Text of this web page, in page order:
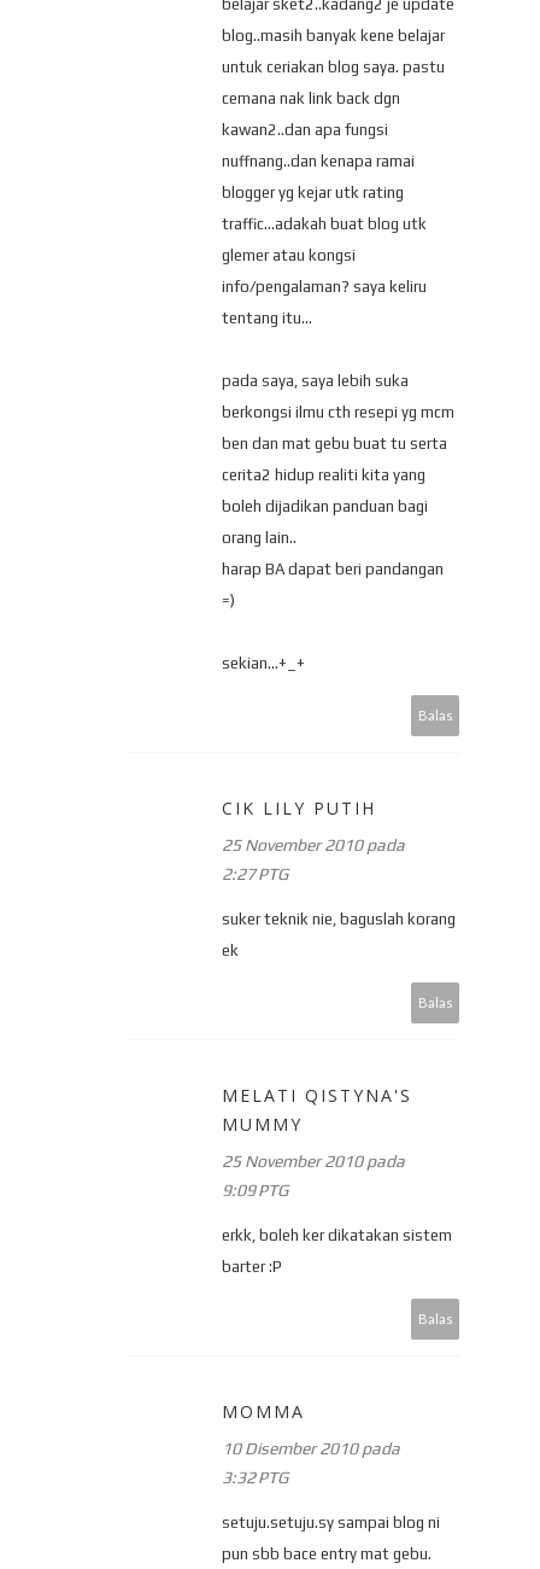
belajar sket2..kadang2 je update
blog..masih banyak kene belajar
untuk ceriakan blog saya. pastu
cemana nak link back dgn
kawan2..dan apa fungsi
nuffnang..dan kenapa ramai
blogger yg kejar utk rating
traffic...adakah buat blog utk
glemer atau kongsi
info/pengalaman? saya keliru
tentang itu...
pada saya, saya lebih suka
berkongsi ilmu cth resepi yg mcm
ben dan mat gebu buat tu serta
cerita2 hidup realiti kita yang
boleh dijadikan panduan bagi
orang lain..
harap BA dapat beri pandangan
=)
sekian...+_+
Balas
CIK LILY PUTIH
25 November 2010 pada
2:27 PTG
suker teknik nie, baguslah korang
ek
Balas
MELATI QISTYNA'S
MUMMY
25 November 2010 pada
9:09 PTG
erkk, boleh ker dikatakan sistem
barter :P
Balas
MOMMA
10 Disember 2010 pada
3:32 PTG
setuju.setuju.sy sampai blog ni
pun sbb bace entry mat gebu.